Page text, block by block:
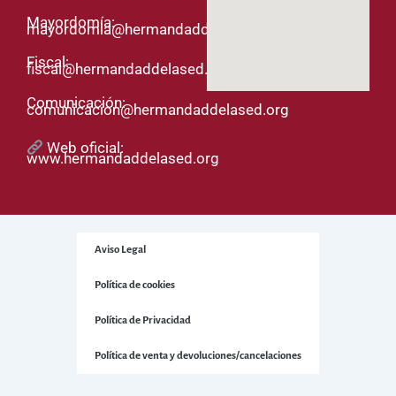
Mayordomía:
mayordomia@hermandaddelased.org
Fiscal:
fiscal@hermandaddelased.org
Comunicación:
comunicacion@hermandaddelased.org
Web oficial:
www.hermandaddelased.org
Aviso Legal
Política de cookies
Política de Privacidad
Política de venta y devoluciones/cancelaciones